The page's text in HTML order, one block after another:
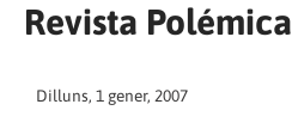
Revista Polémica
Dilluns, 1 gener, 2007